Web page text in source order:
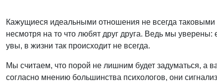
Кажущиеся идеальными отношения не всегда
несмотря на то что любят друг друга. Ведь мы
увы, в жизни так происходит не всегда.
Мы считаем, что порой не лишним будет задуматься, а
согласно мнению большинства психологов, они